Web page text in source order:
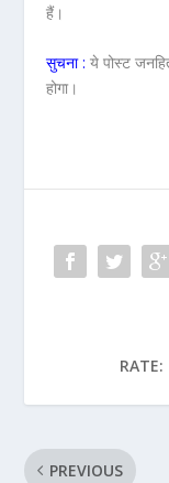
हैं।
सुचना :ये पोस्ट
होगा।
RATE:
PREVIOUS